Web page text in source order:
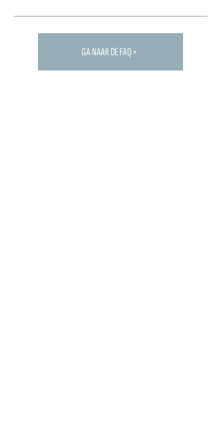
Carica altre FAQ...
GA NAAR DE FAQ >